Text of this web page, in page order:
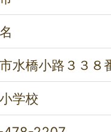
水橋小路３３８
学校